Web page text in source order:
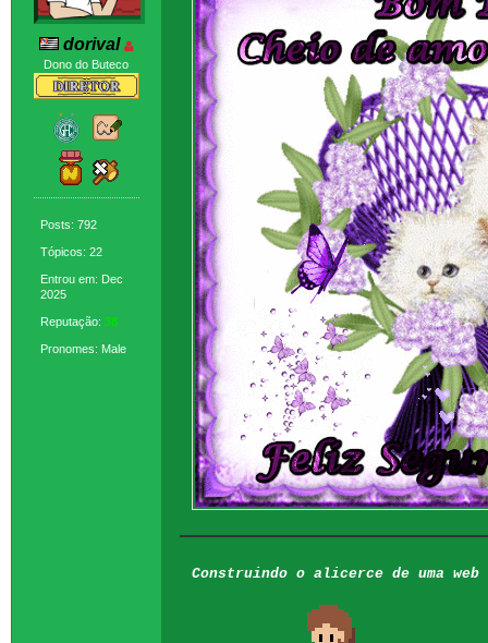
dorival
Dono do Buteco
Posts: 792
Tópicos: 22
Entrou em: Dec
2025
Reputação: 38
Pronomes: Male
Construindo o alicerce de uma